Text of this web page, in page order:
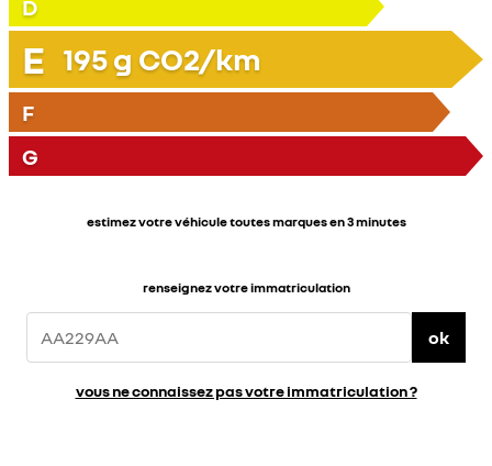
D
E 195g CO2/km
F
G
estimez votre véhicule toutes marques en 3 minutes
renseignez votre immatriculation
ok
vous ne connaissez pas votre immatriculation ?